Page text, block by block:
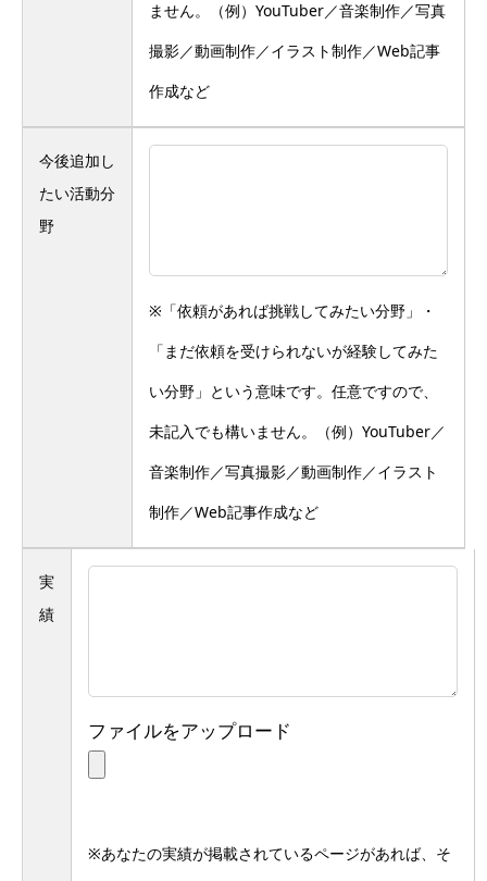
ません。（例）YouTuber／音楽制作／写真
撮影／動画制作／イラスト制作／Web記事
作成など
今後追加し
たい活動分
野
※「依頼があれば挑戦してみたい分野」・
「まだ依頼を受けられないが経験してみた
い分野」という意味です。任意ですので、
未記入でも構いません。（例）YouTuber／
音楽制作／写真撮影／動画制作／イラスト
制作／Web記事作成など
実
績
ファイルをアップロード
※あなたの実績が掲載されているページがあれば、そ